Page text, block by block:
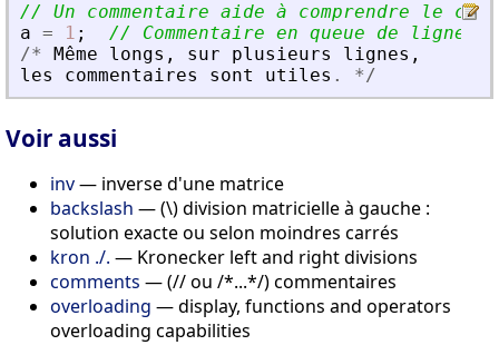
// Un commentaire aide à comprendre le
a = 1 ;
// Commentaire en queue de ligne
/* Même longs , sur plusieurs lignes ,
les
commentaires sont utiles . */
Voir aussi
inv— inverse d'une matrice
backslash — (\) division matricielle à gauche :
solution exacte ou selon moindres carrés
kron ./. — Kronecker left and right divisions
comments — (// ou /*...*/) commentaires
overloading — display, functions and operators
overloading capabilities